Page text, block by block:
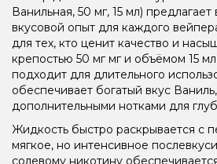
Ванильная, 50 мг, 15 мл)
вкусовой опыт для каждого
для тех, кто ценит качество и
крепостью 50 мг мг и объёмом 15
подходит для длительного
обеспечивает богатый вкус
дополнительными нотками для
Жидкость быстро раскрывается с
мягкое, но интенсивное
солевому никотину